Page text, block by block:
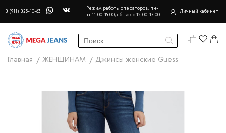
8 (911) 823-10-63
Режим работы операторов: пн-
пт 11.00-19.00, сб-вск с 12.00-17.00
Личный кабинет
Главная ЖЕНЩИНАМ Джинсы женские Guess